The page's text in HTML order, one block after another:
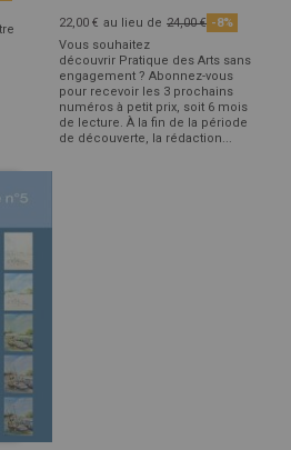
22,00 € au lieu de 24,00 € -8%
Vous souhaitez
découvrir Pratique des Arts sans
engagement ? Abonnez-vous
pour recevoir les 3 prochains
numéros à petit prix, soit 6 mois
de lecture. À la fin de la période
de découverte, la rédaction...